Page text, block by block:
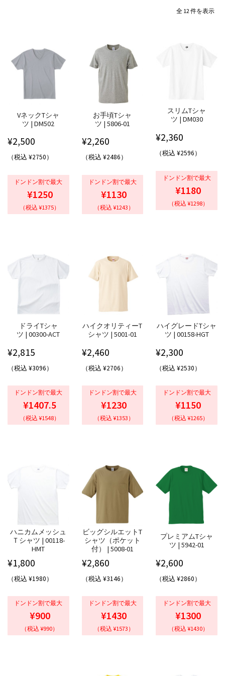
全 12 件を表示
VネックTシャ
ツ | DM502
¥2,500
（税込 ¥2750）
ドンドン割で最大
¥1250
（税込 ¥1375）
お手頃Tシャ
ツ | 5806-01
¥2,260
（税込 ¥2486）
ドンドン割で最大
¥1130
（税込 ¥1243）
スリムTシャ
ツ | DM030
¥2,360
（税込 ¥2596）
ドンドン割で最大
¥1180
（税込 ¥1298）
ドライTシャ
ツ | 00300-ACT
¥2,815
（税込 ¥3096）
ドンドン割で最大
¥1407.5
（税込 ¥1548）
ハイクオリティーT
シャツ | 5001-01
¥2,460
（税込 ¥2706）
ドンドン割で最大
¥1230
（税込 ¥1353）
ハイグレードTシャ
ツ | 00158-HGT
¥2,300
（税込 ¥2530）
ドンドン割で最大
¥1150
（税込 ¥1265）
ハニカムメッシュ
Ｔシャツ | 00118-
HMT
¥1,800
（税込 ¥1980）
ドンドン割で最大
¥900
（税込 ¥990）
ビッグシルエットT
シャツ（ポケット
付） | 5008-01
¥2,860
（税込 ¥3146）
ドンドン割で最大
¥1430
（税込 ¥1573）
プレミアムTシャ
ツ | 5942-01
¥2,600
（税込 ¥2860）
ドンドン割で最大
¥1300
（税込 ¥1430）